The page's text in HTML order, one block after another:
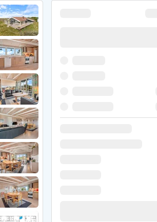
Weihnachten
Silvester
Fjord
Klit
Strand
Husby